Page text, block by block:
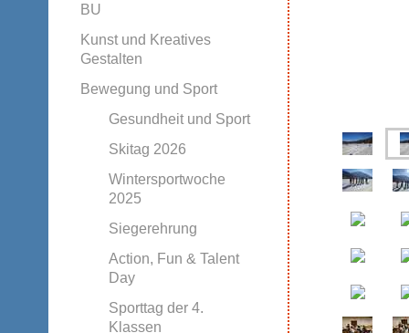
BU
Kunst und Kreatives
Gestalten
Bewegung und Sport
Gesundheit und Sport
Skitag 2026
Wintersportwoche
2025
Siegerehrung
Action, Fun & Talent
Day
Sporttag der 4.
Klassen